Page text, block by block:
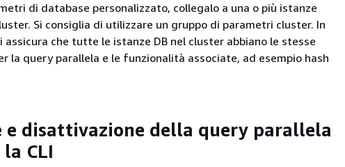
di database personalizzato, collegalo a una o più istanze
Si consiglia di utilizzare un gruppo di parametri cluster. In
assicura che tutte le istanze DB nel cluster abbiano le stesse
la query parallela e le funzionalità associate, ad esempio hash
e disattivazione della query parallela
CLI